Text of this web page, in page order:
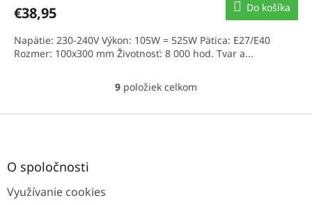
€38,95 Do košíka
Napätie: 230-240V Výkon: 105W = 525W Pätica: E27/E40
Rozmer: 100x300 mm Životnosť: 8 000 hod. Tvar a...
O
l
9 položiek celkom
Z
O spoločnosti
Využívanie cookies